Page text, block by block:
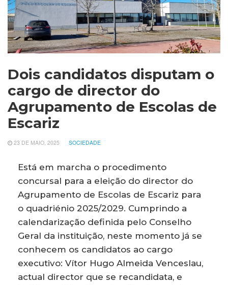
Dois candidatos disputam o
cargo de director do
Agrupamento de Escolas de
Escariz
23 DE MAIO, 2025 SOCIEDADE
Está em marcha o procedimento
concursal para a eleição do director do
Agrupamento de Escolas de Escariz para
o quadriénio 2025/2029. Cumprindo a
calendarização definida pelo Conselho
Geral da instituição, neste momento já se
conhecem os candidatos ao cargo
executivo: Vítor Hugo Almeida Venceslau,
actual director que se recandidata, e